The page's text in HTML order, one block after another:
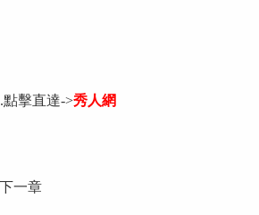
擊直達->秀人網
下一章